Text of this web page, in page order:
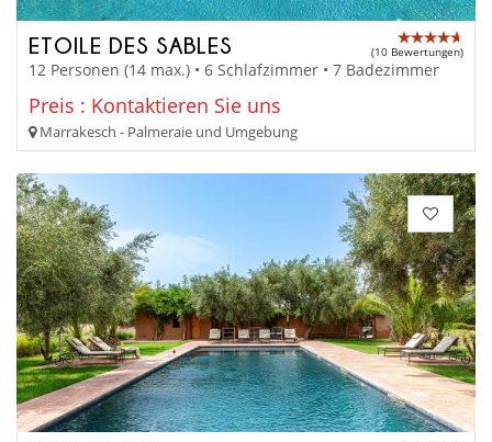
ETOILE DES SABLES (10 Bewertungen)
12 Personen (14 max.) • 6 Schlafzimmer • 7 Badezimmer
Preis : Kontaktieren Sie uns
Marrakesch - Palmeraie und Umgebung